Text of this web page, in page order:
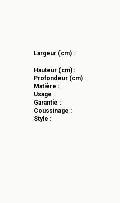
Largeur (cm) :
Hauteur (cm) :
Profondeur (cm) :
Matière :
Usage :
Garantie :
Coussinage :
Style :